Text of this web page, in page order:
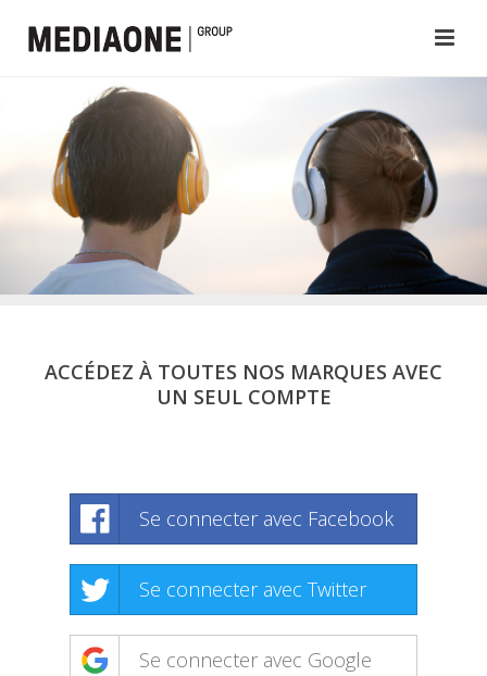
ACCÉDEZ À TOUTES NOS MARQUES AVEC
UN SEUL COMPTE
Se connecter avec Facebook
Se connecter avec Twitter
Se connecter avec Google